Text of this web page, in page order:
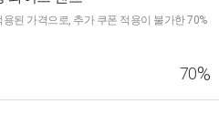
된 가격으로, 추가 쿠폰 적용이 불가한 70%
70%